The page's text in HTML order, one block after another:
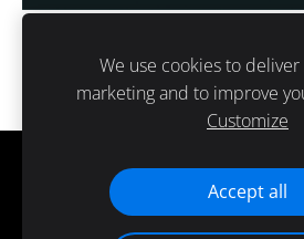
Cookies
We use cookies to deliver
marketing and to improve
Customize
Accept all